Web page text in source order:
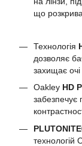
що
Технологія
дозволяє
захищає очі
Oakley HD
забезпечує
технологій